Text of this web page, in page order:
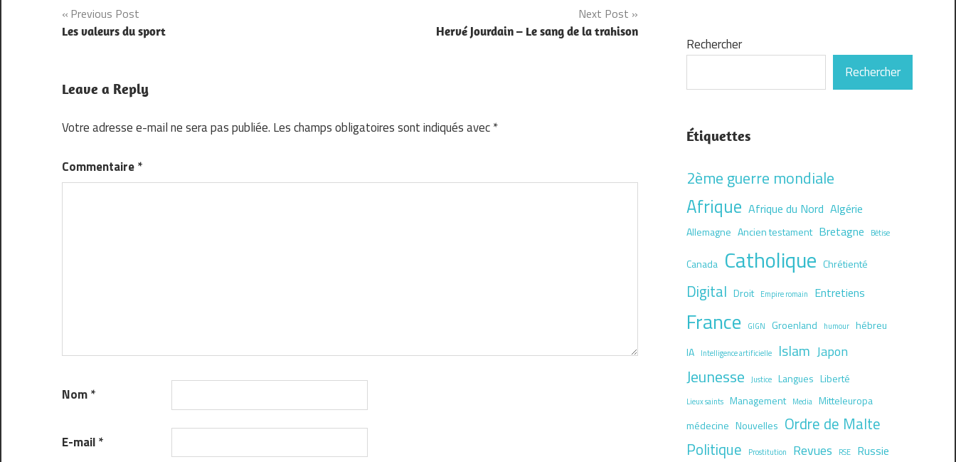
Navigation
de
Previous Post
Les valeurs du sport
Next Post
Hervé Jourdain – Le sang de la trahison
Leave a Reply
Votre adresse e-mail ne sera pas publiée. Les champs obligatoires sont indiqués avec*
Commentaire*
Nom*
E-mail*
Rechercher
Rechercher
Étiquettes
2ème guerre mondiale
Afrique Afrique du Nord Algérie
Allemagne Ancien testament Bretagne Bêtise
Canada Catholique Chrétienté
Digital Droit Empire romain Entretiens
France GIGN Groenland humour hébreu
IA
Intelligence artificielle Islam Japon
Jeunesse Justice Langues Liberté
Lieux saints Management Media Mitteleuropa
médecine Nouvelles Ordre de Malte
Politique
Prostitution Revues RSE Russie